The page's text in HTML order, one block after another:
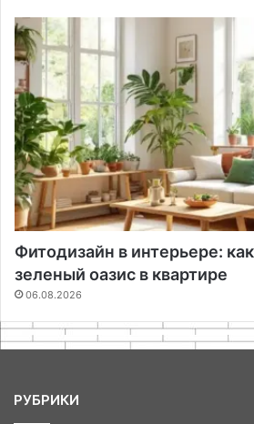
Фитодизайн в интерьере:
зеленый оазис в квартире
06.08.2026
РУБРИКИ